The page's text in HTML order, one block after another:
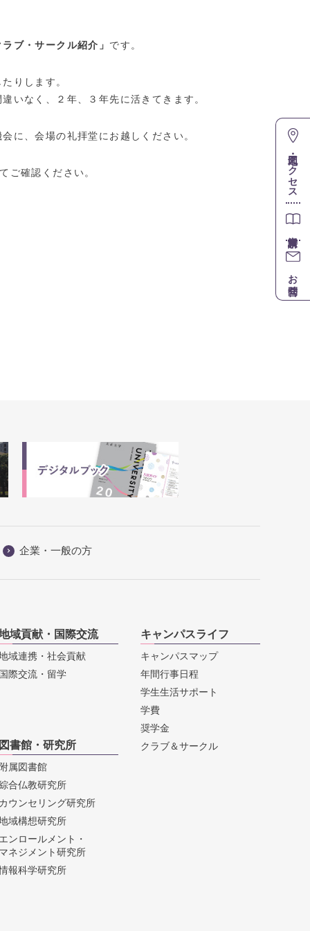
ブ・サークル紹介」 です。
りします。
いなく、２年、３年先に活きてきます。
に、会場の礼拝堂にお越しください。
ご確認ください。
企業・一般の方
域貢献・国際交流
域連携・社会貢献
際交流・留学
キャンパスライフ
キャンパスマップ
年間行事日程
学生生活サポート
学費
奨学金
クラブ＆サークル
書館・研究所
属図書館
合仏教研究所
ウンセリング研究所
域構想研究所
ンロールメント・
ネジメント研究所
報科学研究所
地図・アクセス
お問合せ